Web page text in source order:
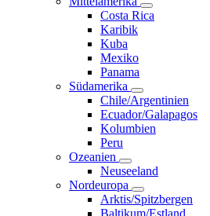
Costa Rica
Karibik
Kuba
Mexiko
Panama
Südamerika
Chile/Argentinien
Ecuador/Galapagos
Kolumbien
Peru
Ozeanien
Neuseeland
Nordeuropa
Arktis/Spitzbergen
Baltikum/Estland